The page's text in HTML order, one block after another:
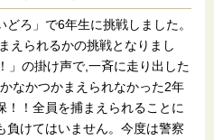
ろ」で6年生に挑戦しました。
えられるかの挑戦となりまし
」の掛け声で,一斉に走り出した
なかつかまえられなかった2年
！全員を捕まえられることに
負けてはいません。今度は警察